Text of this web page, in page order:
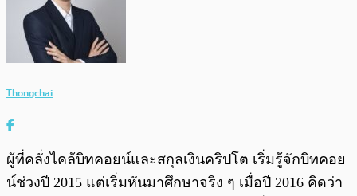
Thongchai
ผู้ที่คลั่งไคล้บิทคอยน์และสกุลเงินคริปโต เริ่มรู้จักบิทคอย
น์ช่วงปี 2015 แต่เริ่มหันมาศึกษาจริง ๆ เมื่อปี 2016 คิดว่า